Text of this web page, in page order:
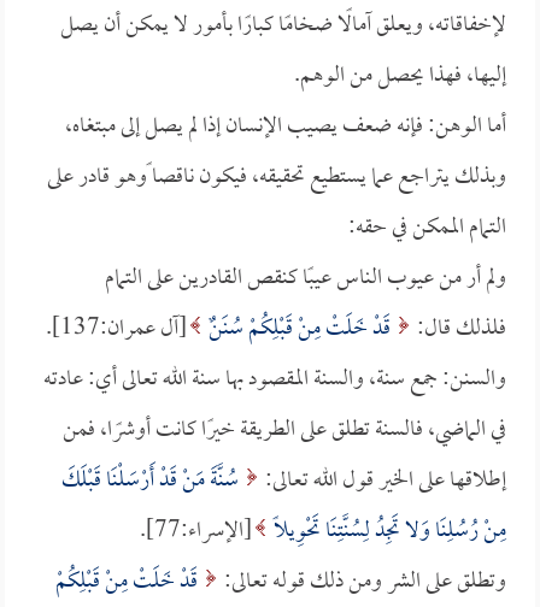
لإخفاقاته، ويعلق آمالًا ضخامًا كبارًا بأمور لا يمكن أن يصل
إليها، فهذا يحصل من الوهم.
أما الوهن: فإنه ضعف يصيب الإنسان إذا لم يصل إلى مبتغاه،
وبذلك يتراجع عما يستطيع تحقيقه، فيكون ناقصا ًوهو قادر على
التمام الممكن في حقه:
ولم أر من عيوب الناس عيبًا كنقص القادرين على التمام
فلذلك قال:
قَدْ خَلَتْ مِنْ قَبْلِكُمْ سُنَنٌ [آل عمران:137].
والسنن: جمع سنة، والسنة المقصود بها سنة الله تعالى أي: عادته
في الماضي، فالسنة تطلق على الطريقة خيرًا كانت أوشرًا، فمن
إطلاقها على الخير قول الله تعالى:
سُنَّةَ مَنْ قَدْ أَرْسَلْنَا قَبْلَكَ
مِنْ رُسُلِنَا وَلا تَجِدُ لِسُنَّتِنَا تَحْوِيلًا [الإسراء:77].
وتطلق على الشر ومن ذلك قوله تعالى:
قَدْ خَلَتْ مِنْ قَبْلِكُمْ